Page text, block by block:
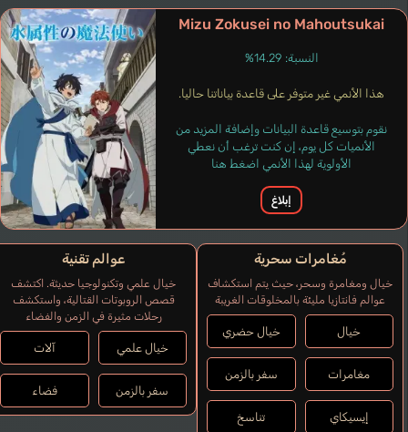
Mizu Zokusei no Mahoutsukai
النسبة: 14.29%
هذا الأنمي غير متوفر على قاعدة بياناتنا حاليا.
نقوم بتوسيع قاعدة البيانات وإضافة المزيد من
الأنميات كل يوم، إن كنت ترغب أن نعطي
الأولوية لهذا الأنمي اضغط هنا
إبلاغ
مُغامرات سحرية
خيال ومغامرة وسحر، حيث يتم استكشاف
عوالم فانتازيا مليئة بالمخلوقات الغريبة
خيال خيال حضري
مغامرات سفر بالزمن
إيسيكاي تناسخ
عوالم تقنية
خيال علمي وتكنولوجيا حديثة. اكتشف
قصص الروبوتات القتالية، واستكشف
رحلات مثيرة في الزمن والفضاء
خيال علمي آلات
سفر بالزمن فضاء